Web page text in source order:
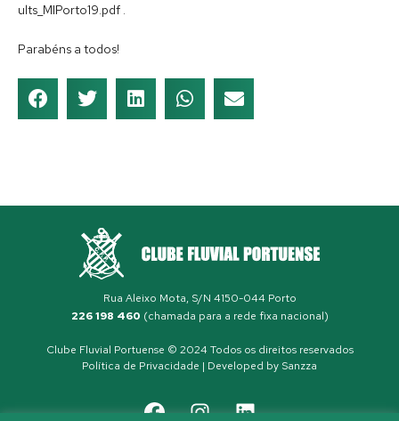
ults_MIPorto19.pdf .
Parabéns a todos!
Rua Aleixo Mota, S/N 4150-044 Porto
226 198 460 (chamada para a rede fixa nacional)
Clube Fluvial Portuense © 2024 Todos os direitos reservados
Política de Privacidade | Developed by Sanzza